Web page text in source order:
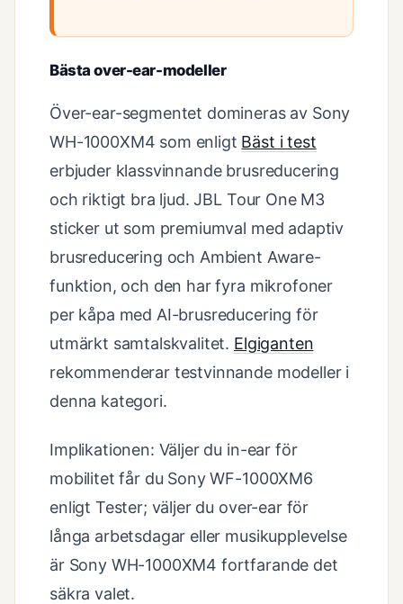
Bästa over-ear-modeller
Över-ear-segmentet domineras av Sony
WH-1000XM4 som enligt Bäst i test
erbjuder klassvinnande brusreducering
och riktigt bra ljud. JBL Tour One M3
sticker ut som premiumval med adaptiv
brusreducering och Ambient Aware-
funktion, och den har fyra mikrofoner
per kåpa med AI-brusreducering för
utmärkt samtalskvalitet. Elgiganten
rekommenderar testvinnande modeller i
denna kategori.
Implikationen: Väljer du in-ear för
mobilitet får du Sony WF-1000XM6
enligt Tester; väljer du over-ear för
långa arbetsdagar eller musikupplevelse
är Sony WH-1000XM4 fortfarande det
säkra valet.